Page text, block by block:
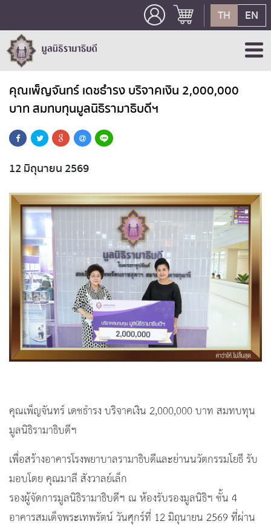
TH EN
คุณเพ็ญจันทร์ เดชธำรง บริจาคเงิน 2,000,000
บาท สมทบทุนมูลนิธิรามาธิบดีฯ
12 มิถุนายน 2569
คุณเพ็ญจันทร์ เดชธำรง บริจาคเงิน 2,000,000 บาท สมทบทุน
มูลนิธิรามาธิบดีฯ
เพื่อสร้างอาคารโรงพยาบาลรามาธิบดีและย่านนวัตกรรมโยธี รับ
มอบโดย คุณมาลี สังวาลย์เล็ก
รองผู้จัดการมูลนิธิรามาธิบดีฯ ณ ห้องรับรองมูลนิธิฯ ชั้น 4
อาคารสมเด็จพระเทพรัตน์ วันศุกร์ที่ 12 มิถุนายน 2569 ที่ผ่าน